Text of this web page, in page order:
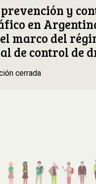
y
en
marco del
de control de
cerrada